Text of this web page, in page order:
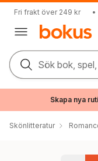
Fri frakt över 249 kr •
Sök bok,
Skapa nya
Skönlitteratur